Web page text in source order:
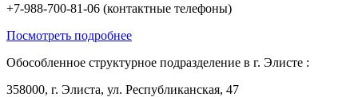
+7-988-700-81-06 (контактные телефоны)
Посмотреть подробнее
Обособленное структурное подразделение в г. Элисте :
358000, г. Элиста, ул. Республиканская, 47